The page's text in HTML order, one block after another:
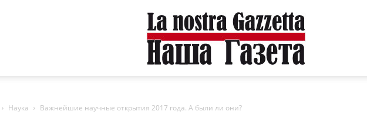
Наука Важнейшие научные открытия 2017 года. А были ли они?